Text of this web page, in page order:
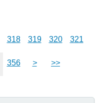
318 319 320 321
356 > >>